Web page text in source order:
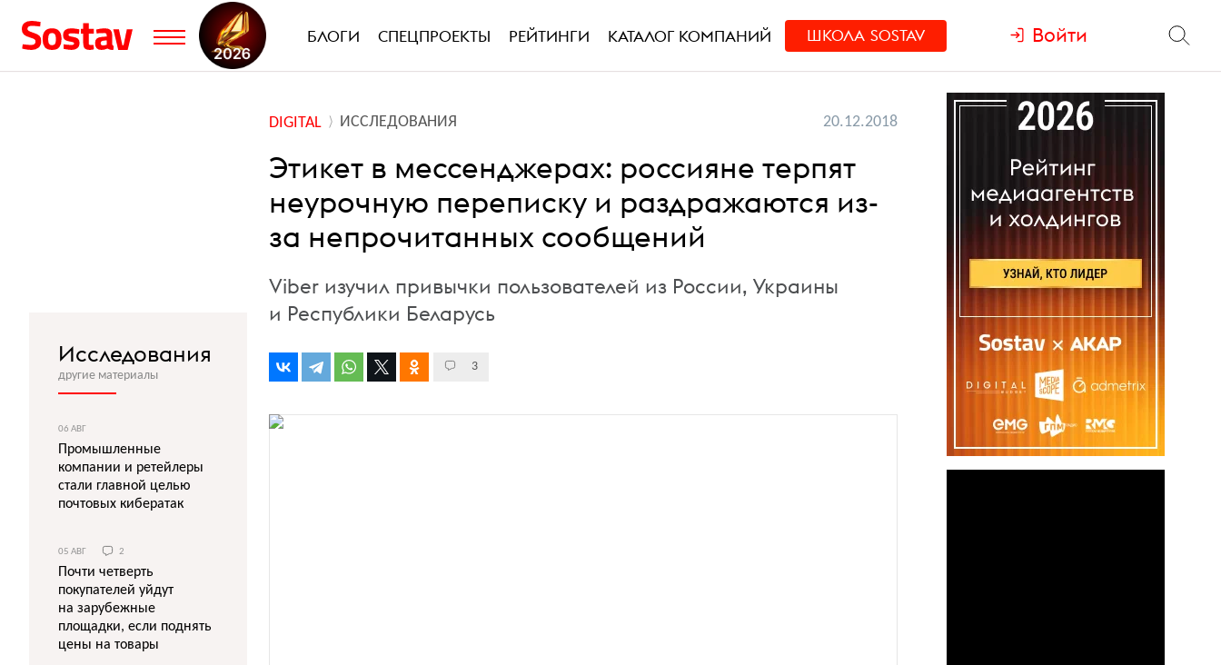
БЛОГИ СПЕЦПРОЕКТЫ РЕЙТИНГИ КАТАЛОГ КОМПАНИЙ ШКОЛА SOSTAV Войти
DIGITAL ИССЛЕДОВАНИЯ 20.12.2018
Этикет в мессенджерах: россияне терпят
неурочную переписку и раздражаются из-
за непрочитанных сообщений
Viber изучил привычки пользователей из России, Украины
и Республики Беларусь
3
Исследования
другие материалы
06 АВГ
Промышленные
компании и ретейлеры
стали главной целью
почтовых кибератак
05 АВГ 2
Почти четверть
покупателей уйдут
на зарубежные
площадки, если поднять
цены на товары